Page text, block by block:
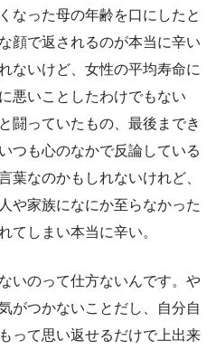
なった母の年齢を口にしたと
顔で返されるのが本当に辛い
ないけど、女性の平均寿命に
悪いことしたわけでもない
闘っていたもの、最後までき
つも心のなかで反論している
葉なのかもしれないけれど、
や家族になにか至らなかった
てしまい本当に辛い。
いのって仕方ないんです。や
がつかないことだし、自分自
って思い返せるだけで上出来